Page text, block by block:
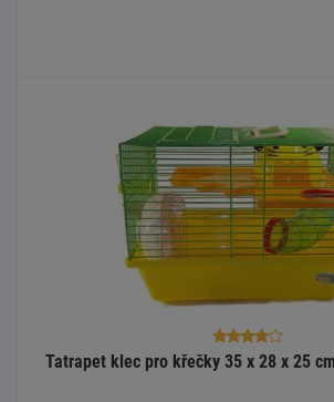
Tatrapet klec pro křečky 35 x 28 x 25